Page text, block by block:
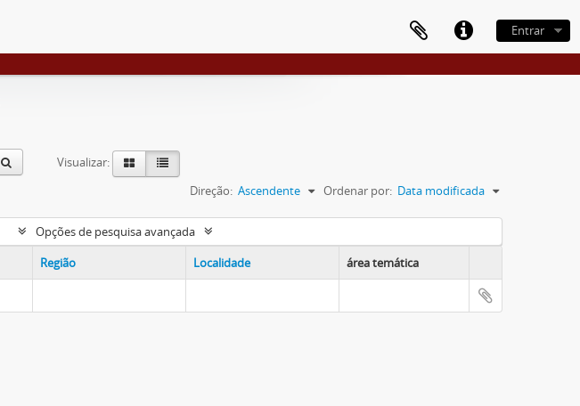
Entrar
Visualizar:
Ordenar por: Data modificada
Direção: Ascendente
Opções de pesquisa avançada
Região Localidade área temática